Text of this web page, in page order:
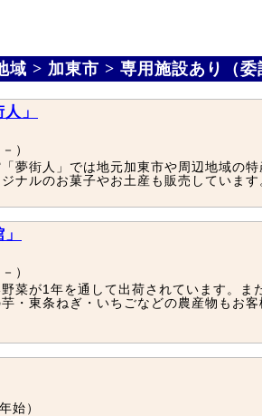
域 > 加東市 > 専用施設あり（委
」
）
夢街人」では地元加東市や周辺地域の特
ナルのお菓子やお土産も販売しています
）
菜が1年を通して出荷されています。ま
・東条ねぎ・いちごなどの農産物もお
始）